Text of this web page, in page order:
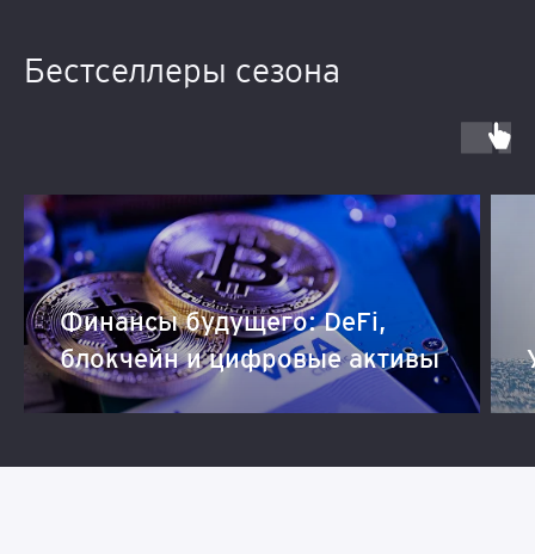
Бестселлеры сезона
Финансы будущего: DeFi,
блокчейн и цифровые активы